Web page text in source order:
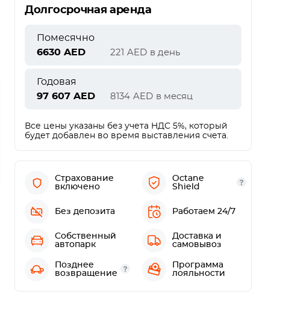
Долгосрочная аренда
Помесячно
6630 AED 221 AED в день
Годовая
97 607 AED 8134 AED в месяц
Все цены указаны без учета НДС 5%, который
будет добавлен во время выставления счета.
Страхование
включено
Octane
Shield
Без депозита Работаем 24/7
Собственный
автопарк
Доставка и
самовывоз
Позднее
возвращение
Программа
лояльности